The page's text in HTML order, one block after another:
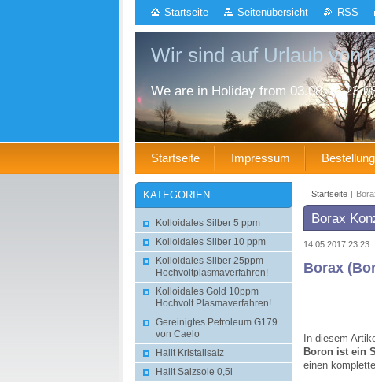
Startseite Seitenübersicht RSS
Wir sind auf Urlaub von
We are in Holiday from 03.08. to
Startseite Impressum
Startseite |
Borax
14.05.2017 23:23
Borax
In diesem
Boron ist ein
einen
KATEGORIEN
Kolloidales Silber 5 ppm
Kolloidales Silber 10 ppm
Kolloidales Silber 25ppm
Hochvoltplasmaverfahren!
Kolloidales Gold 10ppm
Hochvolt Plasmaverfahren!
Gereinigtes Petroleum G179
von Caelo
Halit Kristallsalz
Halit Salzsole 0,5l